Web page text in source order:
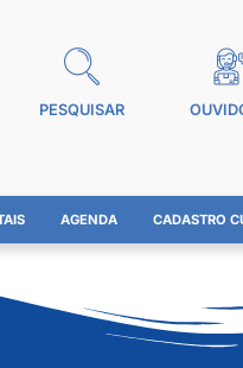
PESQUISAR
AGENDA CADASTRO